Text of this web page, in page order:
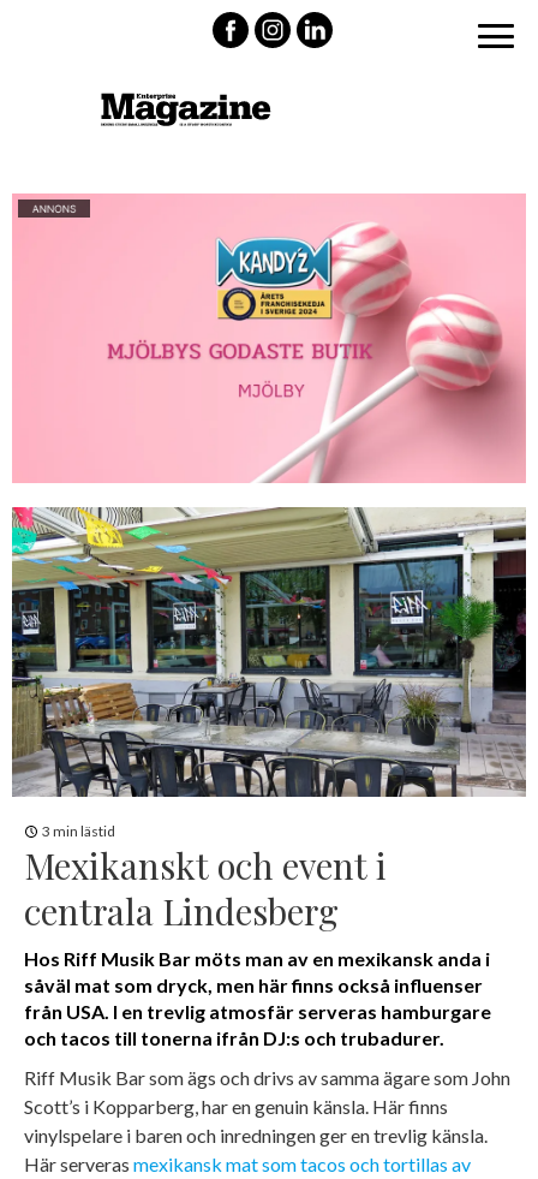
3 min lästid
Mexikanskt och event i
centrala Lindesberg
Hos Riff Musik Bar möts man av en mexikansk anda i
såväl mat som dryck, men här finns också influenser
från USA. I en trevlig atmosfär serveras hamburgare
och tacos till tonerna ifrån DJ:s och trubadurer.
Riff Musik Bar som ägs och drivs av samma ägare som John
Scott’s i Kopparberg, har en genuin känsla. Här finns
vinylspelare i baren och inredningen ger en trevlig känsla.
Här serveras mexikansk mat som tacos och tortillas av